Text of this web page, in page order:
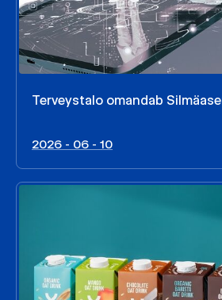
Terveystalo omandab
2026 - 06 - 10